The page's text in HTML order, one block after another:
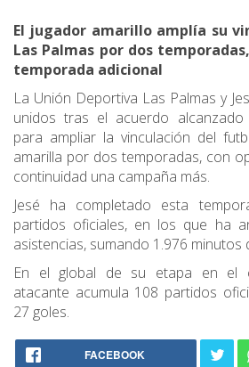
El jugador amarillo amplía su
Las Palmas por dos
temporada adicional
La Unión Deportiva Las Palmas y
unidos tras el acuerdo
para ampliar la vinculación del
amarilla por dos temporadas, con
continuidad una campaña más.
Jesé ha completado esta
partidos oficiales, en los que ha
asistencias, sumando 1.976 minutos
En el global de su etapa en el
atacante acumula 108 partidos
27 goles.
FACEBOOK